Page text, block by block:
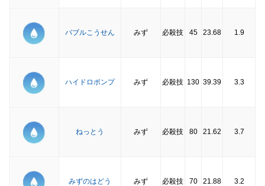
バブルこうせん みず 必殺技 45 23.68 1.9
ハイドロポンプ みず 必殺技 130 39.39 3.3
ねっとう みず 必殺技 80 21.62 3.7
みずのはどう みず 必殺技 70 21.88 3.2